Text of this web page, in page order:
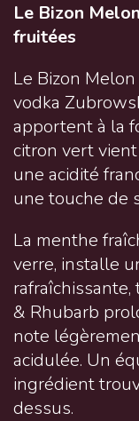
Le Bizon
fruitées
Le Bizon
vodka
apportent à la
citron vert vient
une acidité
une touche de
La menthe
verre, installe
& Rhubarb
note
acidulée. Un
ingrédient
dessus.